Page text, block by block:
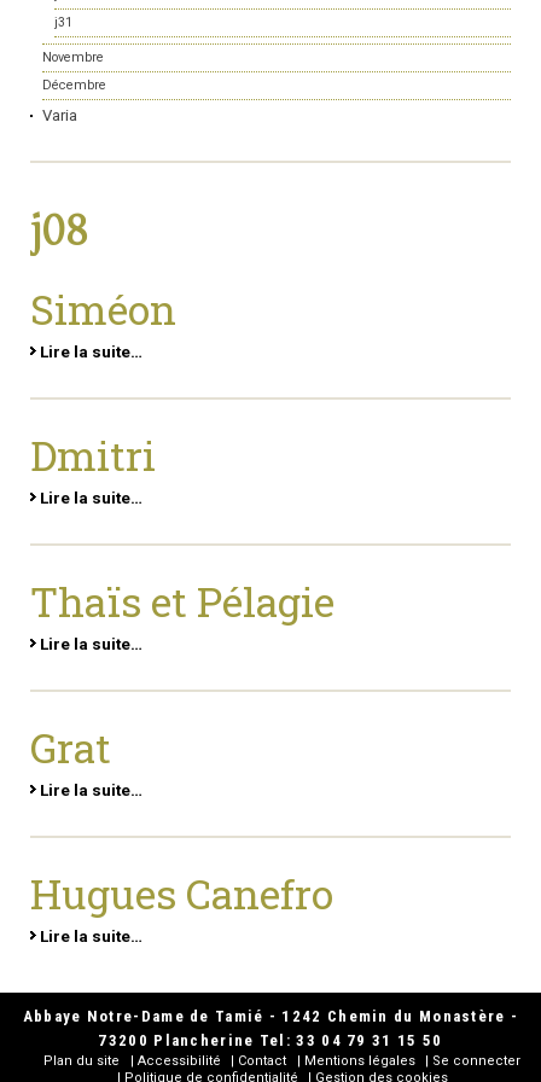
j31
Novembre
Décembre
Varia
j08
Siméon
Lire la suite…
Dmitri
Lire la suite…
Thaïs et Pélagie
Lire la suite…
Grat
Lire la suite…
Hugues Canefro
Lire la suite…
Abbaye Notre-Dame de Tamié - 1242 Chemin du Monastère -
73200 Plancherine Tel: 33 04 79 31 15 50
Plan du site Accessibilité Contact Mentions légales
Se connecter
Politique de confidentialité
Gestion des cookies